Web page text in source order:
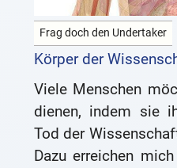
Frag doch den Undertaker
Körper der
Viele Menschen
dienen, indem sie
Tod der
Dazu erreichen